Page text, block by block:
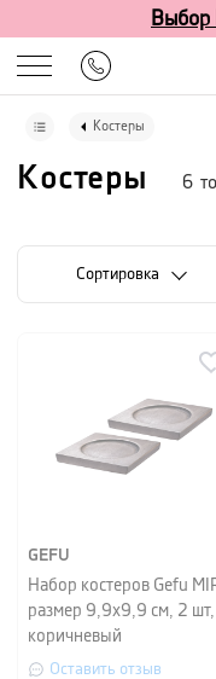
Выбор
Костеры
Костеры 6
Cортировка
GEFU
Набор костеров Gefu
размер 9,9х9,9 см, 2 шт,
коричневый
Оставить отзыв